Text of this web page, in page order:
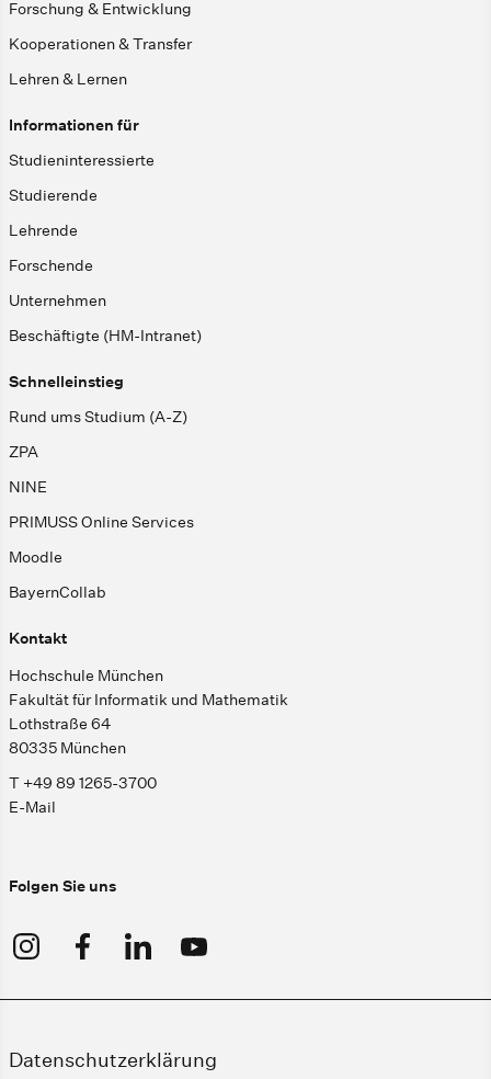
Forschung & Entwicklung
Kooperationen & Transfer
Lehren & Lernen
Informationen für
Studieninteressierte
Studierende
Lehrende
Forschende
Unternehmen
Beschäftigte (HM-Intranet)
Schnelleinstieg
Rund ums Studium (A-Z)
ZPA
NINE
PRIMUSS Online Services
Moodle
BayernCollab
Kontakt
Hochschule München
Fakultät für Informatik und Mathematik
Lothstraße 64
80335 München
T +49 89 1265-3700
E-Mail
Folgen Sie uns
Datenschutzerklärung